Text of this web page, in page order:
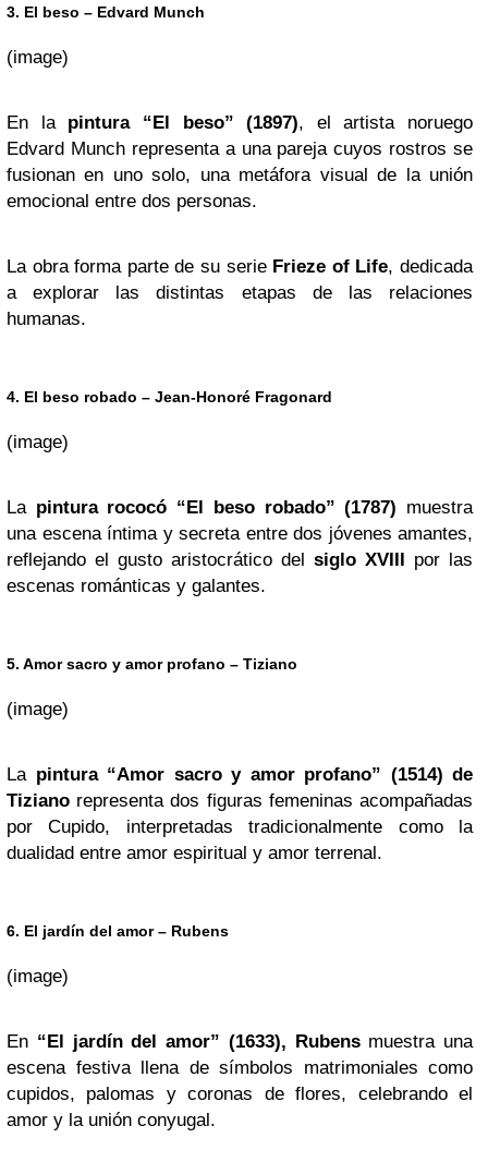
3. El beso – Edvard Munch
(image)
En la pintura “El beso” (1897), el artista noruego
Edvard Munch representa a una pareja cuyos rostros se
fusionan en uno solo, una metáfora visual de la unión
emocional entre dos personas.
La obra forma parte de su serieFrieze of Life, dedicada
a explorar las distintas etapas de las relaciones
humanas.
4. El beso robado – Jean-Honoré Fragonard
(image)
La pintura rococó “El beso robado” (1787) muestra
una escena íntima y secreta entre dos jóvenes amantes,
reflejando el gusto aristocrático del
siglo XVIII
por las
escenas románticas y galantes.
5. Amor sacro y amor profano – Tiziano
(image)
Lapintura “Amor sacro y amor profano” (1514) de
Tiziano representa dos figuras femeninas acompañadas
por Cupido, interpretadas tradicionalmente como la
dualidad entre amor espiritual y amor terrenal.
6. El jardín del amor – Rubens
(image)
En “El jardín del amor” (1633), Rubensmuestra una
escena festiva llena de símbolos matrimoniales como
cupidos, palomas y coronas de flores, celebrando el
amor y la unión conyugal.